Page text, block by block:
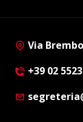
Via
+39 02